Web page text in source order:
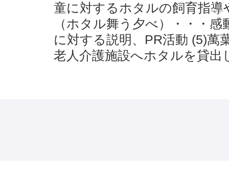
童に対するホタルの飼育指導
（ホタル舞う夕べ）・・・
に対する説明、PR活動 (5)萬
老人介護施設へホタルを貸出